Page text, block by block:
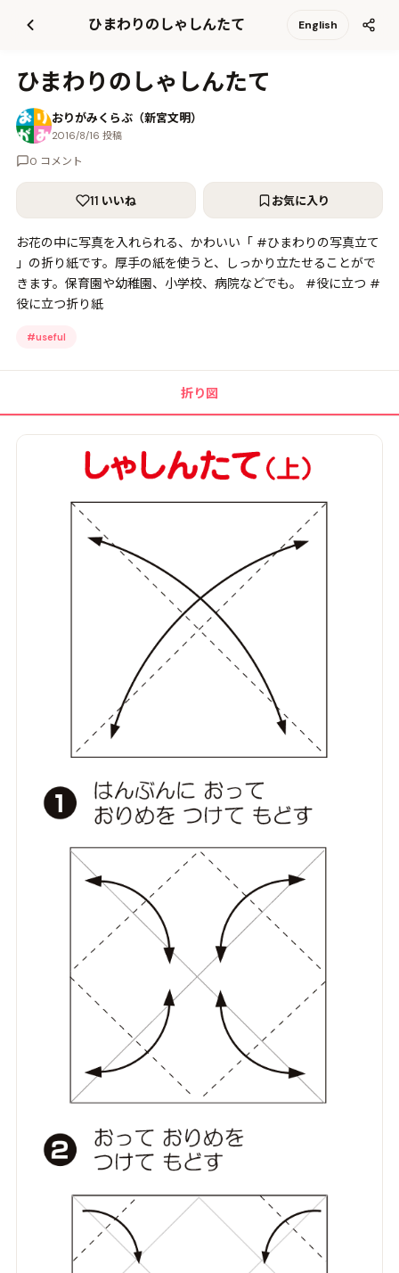
ひまわりのしゃしんたて English
ひまわりのしゃしんたて
おりがみくらぶ（新宮文明）
2016/8/16 投稿
0 コメント
11 いいね お気に入り
お花の中に写真を入れられる、かわいい「 #ひまわりの写真立て
」の折り紙です。厚手の紙を使うと、しっかり立たせることがで
きます。保育園や幼稚園、小学校、病院などでも。 #役に立つ #
役に立つ折り紙
#useful
折り図